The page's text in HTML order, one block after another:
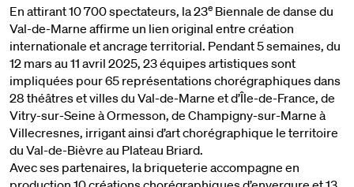
En attirant 10 700 spectateurs, la 23e Biennale de danse du
Val-de-Marne affirme un lien original entre création
internationale et ancrage territorial. Pendant 5 semaines, du
12 mars au 11 avril 2025, 23 équipes artistiques sont
impliquées pour 65 représentations chorégraphiques dans
28 théâtres et villes du Val-de-Marne et d’Île-de-France, de
Vitry-sur-Seine à Ormesson, de Champigny-sur-Marne à
Villecresnes, irrigant ainsi d’art chorégraphique le territoire
du Val-de-Bièvre au Plateau Briard.
Avec ses partenaires, la briqueterie accompagne en